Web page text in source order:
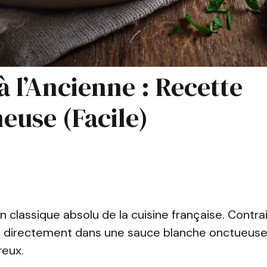
l’Ancienne : Recette
(Facile)
classique absolu de la cuisine française.
dans une sauce blanche